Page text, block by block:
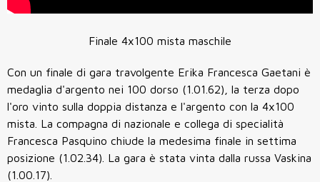
Finale 4x100 mista maschile
Con un finale di gara travolgente Erika Francesca Gaetani è
medaglia d'argento nei 100 dorso (1.01.62), la terza dopo
l'oro vinto sulla doppia distanza e l'argento con la 4x100
mista. La compagna di nazionale e collega di specialità
Francesca Pasquino chiude la medesima finale in settima
posizione (1.02.34). La gara è stata vinta dalla russa Vaskina
(1.00.17).